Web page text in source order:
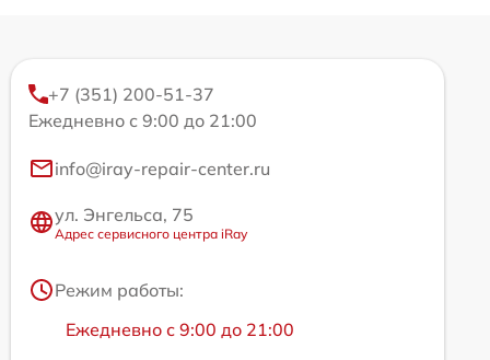
+7 (351) 200-51-37
Ежедневно с 9:00 до 21:00
info@iray-repair-center.ru
ул. Энгельса, 75
Адрес сервисного центра iRay
Режим работы:
Ежедневно с 9:00 до 21:00